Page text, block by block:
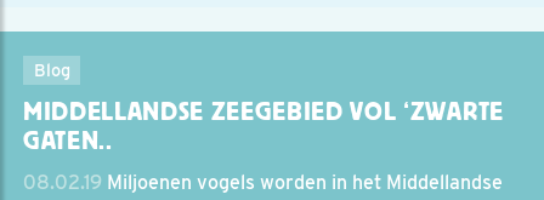
Blog
MIDDELLANDSE ZEEGEBIED VOL ‘ZWARTE
GATEN..
08.02.19 Miljoenen vogels worden in het Middellandse